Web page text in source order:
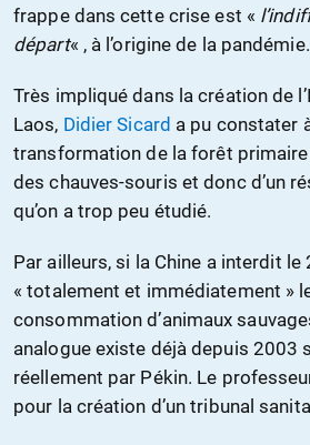
frappe dans cette crise est «
départ« , à l’origine de la pandémie.
Très impliqué dans la création de
Laos, Didier Sicard a pu constater
transformation de la forêt primaire
des chauves-souris et donc d’un
qu’on a trop peu étudié.
Par ailleurs, si la Chine a interdit
« totalement et immédiatement »
consommation d’animaux
analogue existe déjà depuis 2003
réellement par Pékin. Le
pour la création d’un tribunal